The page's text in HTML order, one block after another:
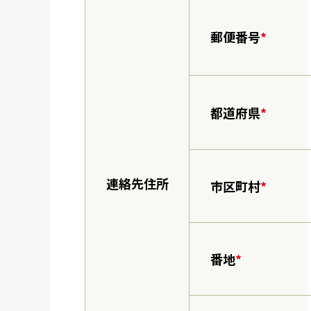
連絡先住所
郵便番号*
都道府県*
市区町村*
番地*